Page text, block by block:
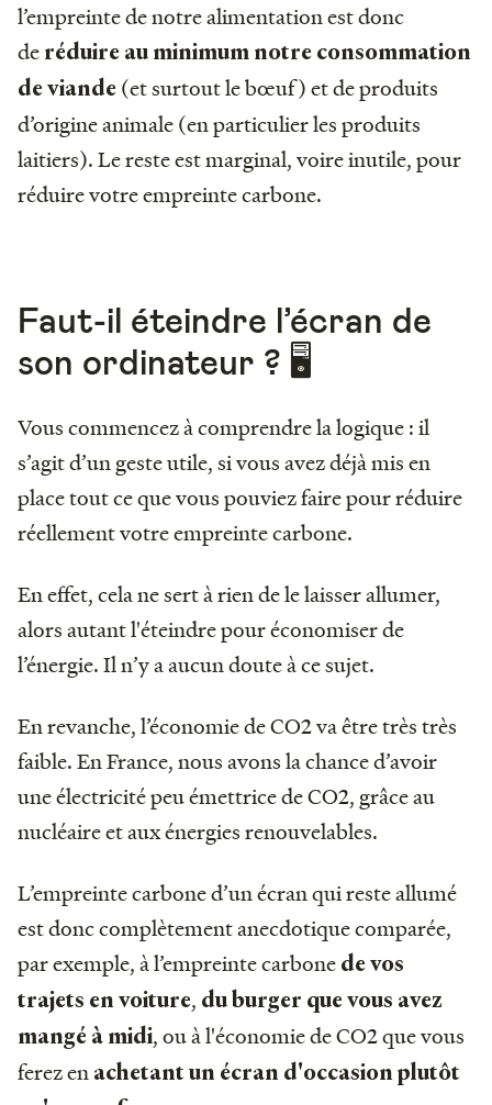
l’empreinte de notre alimentation est donc
de réduire au minimum notre consommation
de viande (et surtout le bœuf) et de produits
d’origine animale (en particulier les produits
laitiers). Le reste est marginal, voire inutile, pour
réduire votre empreinte carbone.
Faut-il éteindre l’écran de
son ordinateur ? 🖥
Vous commencez à comprendre la logique : il
s’agit d’un geste utile, si vous avez déjà mis en
place tout ce que vous pouviez faire pour réduire
réellement votre empreinte carbone.
En effet, cela ne sert à rien de le laisser allumer,
alors autant l'éteindre pour économiser de
l’énergie. Il n’y a aucun doute à ce sujet.
En revanche, l’économie de CO2 va être très très
faible. En France, nous avons la chance d’avoir
une électricité peu émettrice de CO2, grâce au
nucléaire et aux énergies renouvelables.
L’empreinte carbone d’un écran qui reste allumé
est donc complètement anecdotique comparée,
par exemple, à l’empreinte carbone de vos
trajets en voiture, du burger que vous avez
mangé à midi, ou à l'économie de CO2 que vous
ferez en achetant un écran d'occasion plutôt